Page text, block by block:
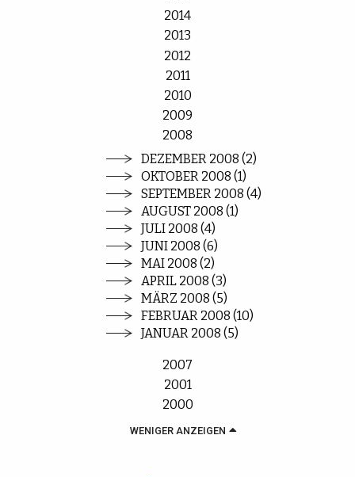
2014
2013
2012
2011
2010
2009
2008
DEZEMBER 2008 (2)
OKTOBER 2008 (1)
SEPTEMBER 2008 (4)
AUGUST 2008 (1)
JULI 2008 (4)
JUNI 2008 (6)
MAI 2008 (2)
APRIL 2008 (3)
MÄRZ 2008 (5)
FEBRUAR 2008 (10)
JANUAR 2008 (5)
2007
2001
2000
WENIGER ANZEIGEN